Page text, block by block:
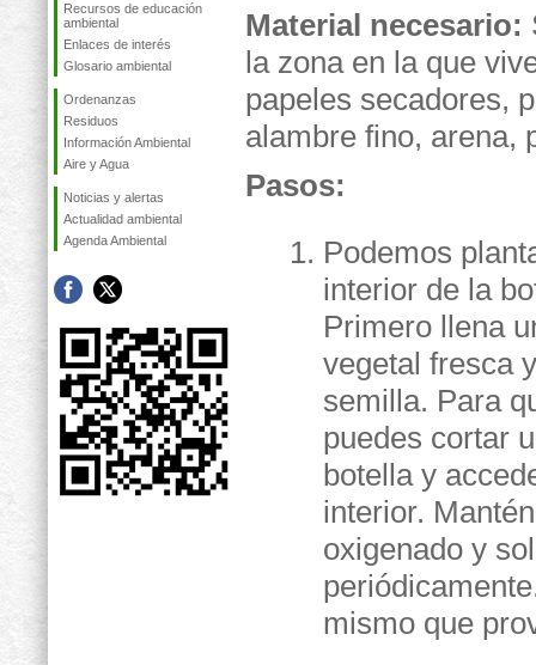
Recursos de educación
ambiental
Enlaces de interés
Glosario ambiental
Ordenanzas
Residuos
Información Ambiental
Aire y Agua
Noticias y alertas
Actualidad ambiental
Agenda Ambiental
Material necesario:
la zona en la que
papeles secadores,
alambre fino, arena,
Pasos:
Podemos
interior de la
Primero llena
vegetal fresca
semilla. Para
puedes cortar
botella y
interior.
oxigenado y
mismo que